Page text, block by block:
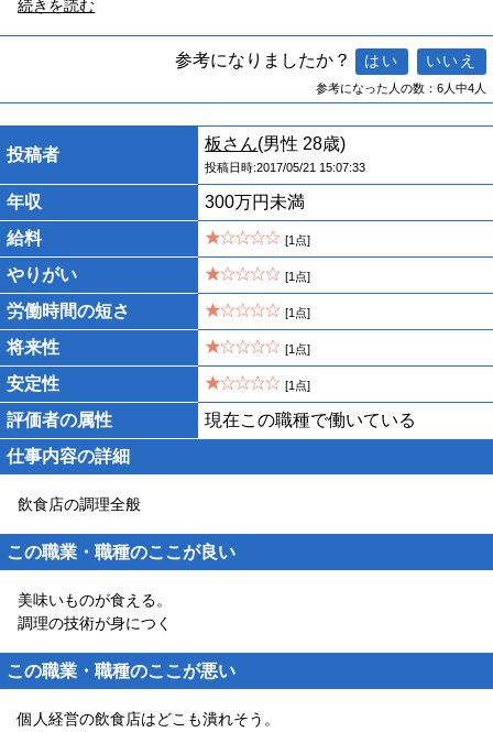
続きを読む
参考になりましたか？
参考になった人の数：6人中4人
投稿者
板さん(男性 28歳)
投稿日時:2017/05/21 15:07:33
年収
300万円未満
給料
[1点]
やりがい [1点]
労働時間の短さ [1点]
将来性 [1点]
安定性 [1点]
評価者の属性
現在この職種で働いている
仕事内容の詳細
飲食店の調理全般
この職業・職種のここが良い
美味いものが食える。
調理の技術が身につく
この職業・職種のここが悪い
個人経営の飲食店はどこも潰れそう。